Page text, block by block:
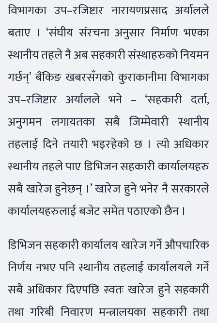
विभागका उप–रजिष्टार नारायणप्रसाद अर्यालले
बताए । ‘संघीय संरचना अनुसार निर्माण भएका
स्थानीय तहले नै अब सहकारी संस्थाहरुको नियमन
गर्छन्’ बैंकिङ खबरसँगको कुराकानीमा विभागका
उप–रजिष्टार अर्यालले भने – ‘सहकारी दर्ता,
अनुगमन लगायतका सबै जिम्मेवारी स्थानीय
तहलाई दिने तयारी भइरहेको छ । त्यो अधिकार
स्थानीय तहले पाए डिभिजन सहकारी कार्यालयहरु
सबै खारेज हुनेछन् ।’ खारेज हुने भनेर नै सरकारले
कार्यालयहरुलाई बजेट समेत पठाएको छैन ।
डिभिजन सहकारी कार्यालय खारेज गर्ने औपचारिक
निर्णय नभए पनि स्थानीय तहलाई कार्यालयले गर्ने
सबै अधिकार दिएपछि स्वतः खारेज हुने सहकारी
तथा गरिबी निवारण मन्त्रालयका सहकारी तथा